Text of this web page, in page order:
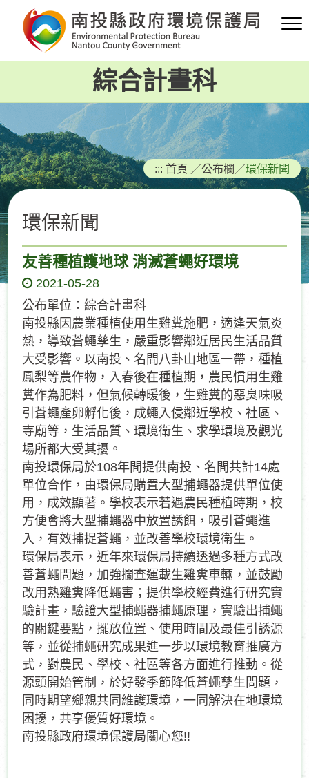
要
容
區
塊
綜合計畫科
::: 首頁 ／公布欄 ／環保新聞
環保新聞
友善種植護地球 消滅蒼蠅好環境
2021-05-28
公布單位：綜合計畫科
南投縣因農業種植使用生雞糞施肥，適逢天氣炎
熱，導致蒼蠅孳生，嚴重影響鄰近居民生活品質
大受影響。以南投、名間八卦山地區一帶，種植
鳳梨等農作物，入春後在種植期，農民慣用生雞
糞作為肥料，但氣候轉暖後，生雞糞的惡臭味吸
引蒼蠅產卵孵化後，成蠅入侵鄰近學校、社區、
寺廟等，生活品質、環境衛生、求學環境及觀光
場所都大受其擾。
南投環保局於108年間提供南投、名間共計14處
單位合作，由環保局購置大型捕蠅器提供單位使
用，成效顯著。學校表示若遇農民種植時期，校
方便會將大型捕蠅器中放置誘餌，吸引蒼蠅進
入，有效捕捉蒼蠅，並改善學校環境衛生。
環保局表示，近年來環保局持續透過多種方式改
善蒼蠅問題，加強攔查運載生雞糞車輛，並鼓勵
改用熟雞糞降低蠅害；提供學校經費進行研究實
驗計畫，驗證大型捕蠅器捕蠅原理，實驗出捕蠅
的關鍵要點，擺放位置、使用時間及最佳引誘源
等，並從捕蠅研究成果進一步以環境教育推廣方
式，對農民、學校、社區等各方面進行推動。從
源頭開始管制，於好發季節降低蒼蠅孳生問題，
同時期望鄉親共同維護環境，一同解決在地環境
困擾，共享優質好環境。
南投縣政府環境保護局關心您!!